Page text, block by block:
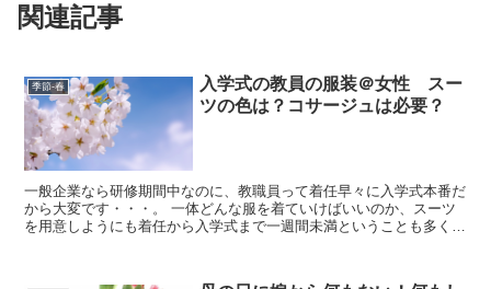
関連記事
季節-春
入学式の教員の服装＠女性 スー
ツの色は？コサージュは必要？
一般企業なら研修期間中なのに、教職員って着任早々に入学式本番だ
から大変です・・・。 一体どんな服を着ていけばいいのか、スーツ
を用意しようにも着任から入学式まで一週間未満ということも多く、